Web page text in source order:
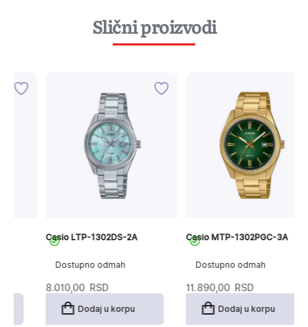
Slični proizvodi
Dostupno odmah
Casio LTP-1302DS-2A
8.010,00 RSD
Dodaj u korpu
Dostupno odmah
Casio MTP-1302PGC-3A
11.890,00 RSD
Dodaj u korpu